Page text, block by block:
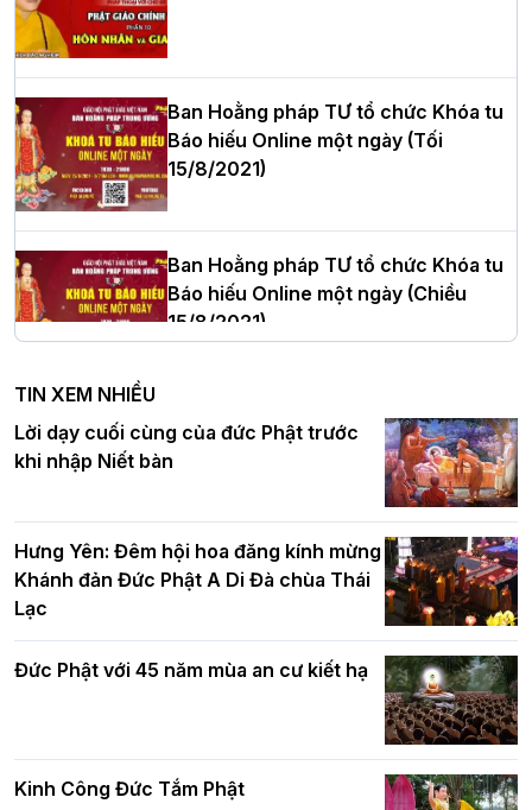
Hòa thượng Thích Quảng Tùng tái đắc
cử Trưởng BTS GHPGVN thành phố Hải
Phòng nhiệm kỳ 2026 – 2031
Thượng tọa Thích Tâm Chính được suy
cử tân Trưởng ban Trị sự GHPGVN tỉnh
Hà Nội: Tăng Ni Trường hạ Bồ Đề trang
nghiêm tác pháp Tiền an cư PL.2570 –
DL.2026
chúc mừng Phật đản BTS GHPGVN TP.
Hà Nội
Hơn 5.000 người tham dự diễu hành,
Ban Hoằng pháp TƯ tổ chức Khóa tu
Báo hiếu Online một ngày (Tối
15/8/2021)
Ban Hoằng pháp TƯ tổ chức Khóa tu
Báo hiếu Online một ngày (Chiều
15/8/2021)
Ban Hoằng pháp TƯ tổ chức Khóa tu
Báo hiếu Online một ngày (Sáng
15/8/2021)
Tinh thần yêu nước của Phật giáo
Phật giáo chính tín Phần 9: Giải thích
TIN XEM NHIỀU
Lời dạy cuối cùng của đức Phật trước
khi nhập Niết bàn
Hưng Yên: Đêm hội hoa đăng kính mừng
Khánh đản Đức Phật A Di Đà chùa Thái
Lạc
Đức Phật với 45 năm mùa an cư kiết hạ
Kinh Công Đức Tắm Phật